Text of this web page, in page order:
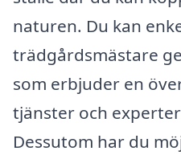
naturen. Du kan
trädgårdsmästare
som erbjuder en
tjänster och
Dessutom har du